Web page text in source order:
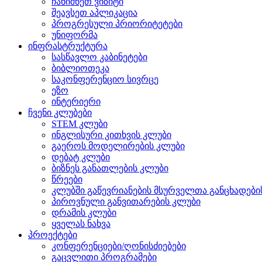
შეავსეთ აპლიკაცია
პროგრესული პრიორიტეტები
უნიფორმა
ინფრასტრუქტურა
სასწავლო კაბინეტები
ბიბლიოთეკა
საკონფერენციო სივრცე
ეზო
ინტერიერი
ჩვენი კლუბები
STEM კლუბი
ინგლისური კითხვის კლუბი
გაეროს მოდელირების კლუბი
დებატ კლუბი
ბიზნეს განათლების კლუბი
წრეები
კლუბში გაწევრიანების მსურველთა
პიროვნული განვითარების კლუბი
დრამის კლუბი
ყველას ნახვა
პროექტები
კონფერენციები/ღონისძიებები
გაცვლითი პროგრამები